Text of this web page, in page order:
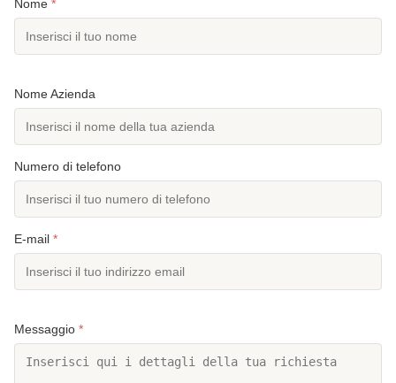
Nome *
Nome Azienda
Numero di telefono
E-mail *
Messaggio *